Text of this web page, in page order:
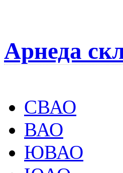
Арнеда
СВАО
ВАО
ЮВАО